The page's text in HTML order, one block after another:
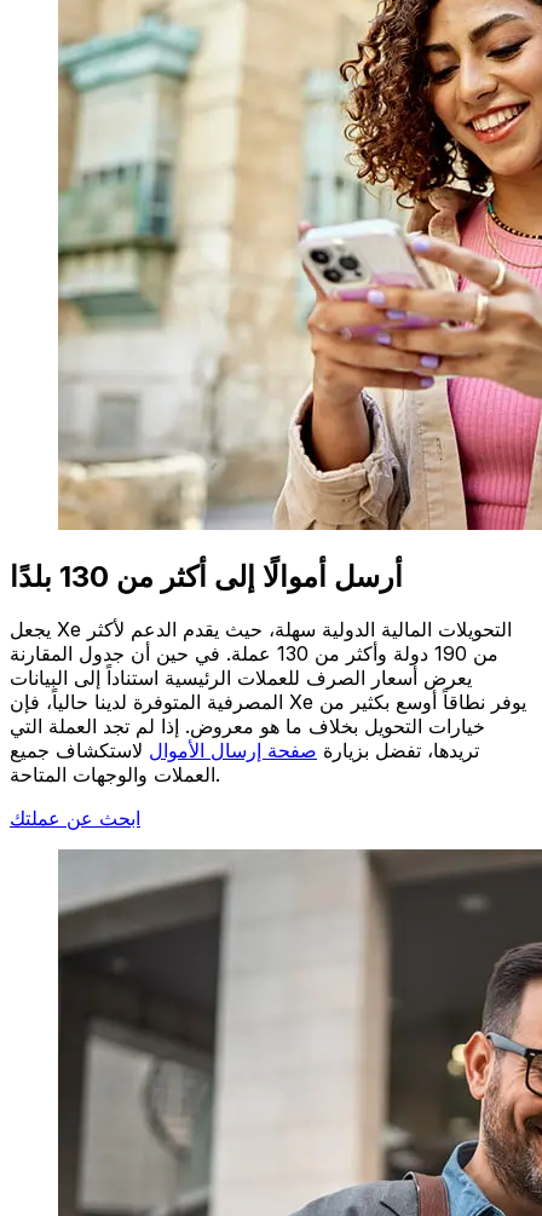
أرسل أموالًا إلى أكثر من 130 بلدًا
يجعل Xe التحويلات المالية الدولية سهلة، حيث يقدم الدعم لأكثر
من 190 دولة وأكثر من 130 عملة. في حين أن جدول المقارنة
يعرض أسعار الصرف للعملات الرئيسية استناداً إلى البيانات
المصرفية المتوفرة لدينا حالياً، فإن Xe يوفر نطاقاً أوسع بكثير من
خيارات التحويل بخلاف ما هو معروض. إذا لم تجد العملة التي
تريدها، تفضل بزيارة صفحة إرسال الأموال لاستكشاف جميع
العملات والوجهات المتاحة.
ابحث عن عملتك